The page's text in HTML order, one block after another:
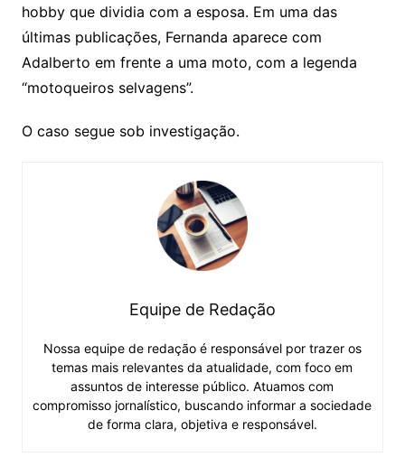
hobby que dividia com a esposa. Em uma das
últimas publicações, Fernanda aparece com
Adalberto em frente a uma moto, com a legenda
“motoqueiros selvagens”.
O caso segue sob investigação.
Equipe de Redação
Nossa equipe de redação é responsável por trazer os
temas mais relevantes da atualidade, com foco em
assuntos de interesse público. Atuamos com
compromisso jornalístico, buscando informar a sociedade
de forma clara, objetiva e responsável.